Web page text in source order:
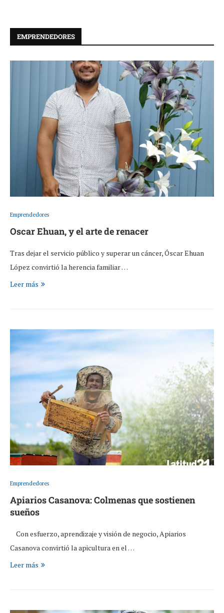
EMPRENDEDORES
Emprendedores
Oscar Ehuan, y el arte de renacer
Tras dejar el servicio público y superar un cáncer, Óscar Ehuan
López convirtió la herencia familiar …
Leer más
Emprendedores
Apiarios Casanova: Colmenas que sostienen
sueños
Con esfuerzo, aprendizaje y visión de negocio, Apiarios
Casanova convirtió la apicultura en el …
Leer más